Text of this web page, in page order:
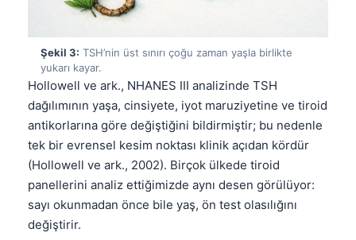
Şekil 3: TSH’nin üst sınırı çoğu zaman yaşla birlikte
yukarı kayar.
Hollowell ve ark., NHANES III analizinde TSH
dağılımının yaşa, cinsiyete, iyot maruziyetine ve tiroid
antikorlarına göre değiştiğini bildirmiştir; bu nedenle
tek bir evrensel kesim noktası klinik açıdan kördür
(Hollowell ve ark., 2002). Birçok ülkede tiroid
panellerini analiz ettiğimizde aynı desen görülüyor:
sayı okunmadan önce bile yaş, ön test olasılığını
değiştirir.